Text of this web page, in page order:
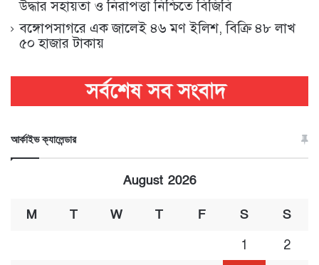
উদ্ধার সহায়তা ও নিরাপত্তা নিশ্চিতে বিজিবি
বঙ্গোপসাগরে এক জালেই ৪৬ মণ ইলিশ, বিক্রি ৪৮ লাখ
৫০ হাজার টাকায়
আর্কাইভ ক্যালেন্ডার
August 2026
M T W T F S S
1
2